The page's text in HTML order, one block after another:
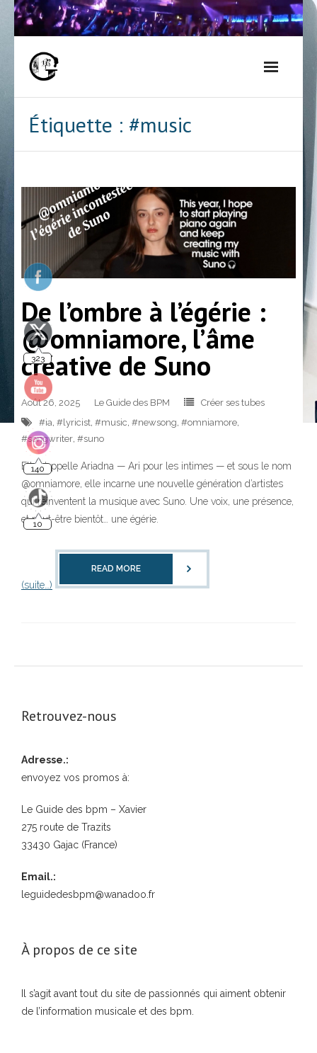
Skip
to
Étiquette : #music
De l’ombre à l’égérie :
@omniamore, l’âme
créative de Suno
Août 26, 2025 Le Guide des BPM
Créer ses tubes
#ia, #lyricist, #music, #newsong, #omniamore,
#songwriter, #suno
Elle s’appelle Ariadna — Ari pour les intimes — et sous le nom
@omniamore, elle incarne une nouvelle génération d’artistes
qui réinventent la musique avec Suno. Une voix, une présence,
et peut-être bientôt… une égérie.
(suite…)
READ MORE
Retrouvez-nous
Adresse.:
envoyez vos promos à:
Le Guide des bpm – Xavier
275 route de Trazits
33430 Gajac (France)
Email.:
leguidedesbpm@wanadoo.fr
À propos de ce site
Il s’agit avant tout du site de passionnés qui aiment obtenir
de l’information musicale et des bpm.
323
140
10